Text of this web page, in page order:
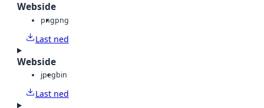
Webside
pngpng
Last ned
Webside
jpegbin
Last ned